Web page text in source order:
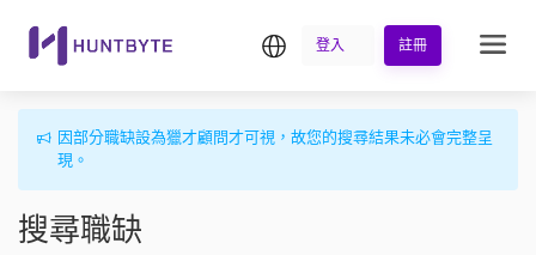
繁中登入 註冊
因部分職缺設為獵才顧問才可視，故您的搜尋結果未必會完整呈
現。
搜尋職缺